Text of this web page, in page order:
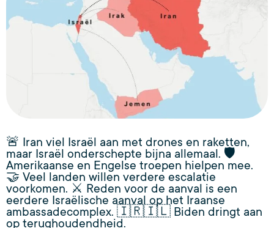
🚨 Iran viel Israël aan met drones en raketten,
maar Israël onderschepte bijna allemaal. 🛡️
Amerikaanse en Engelse troepen hielpen mee.
🤝 Veel landen willen verdere escalatie
voorkomen. ⚔️ Reden voor de aanval is een
eerdere Israëlische aanval op het Iraanse
ambassadecomplex. 🇮🇷🇮🇱 Biden dringt aan
op terughoudendheid.